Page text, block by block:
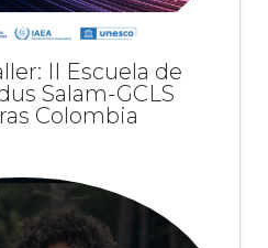
II Escuela de
Salam-GCLS
Colombia